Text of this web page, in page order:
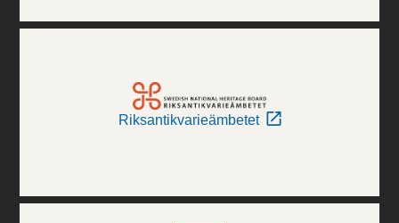
Riksantikvarieämbetet